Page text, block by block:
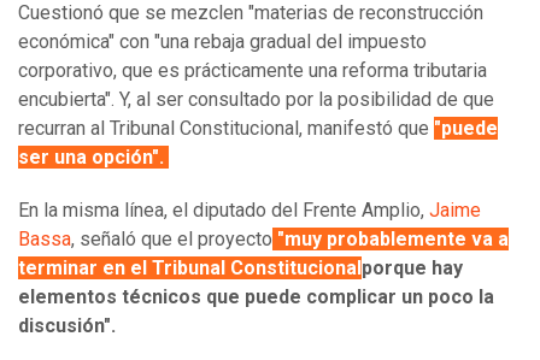
Cuestionó que se mezclen "materias de reconstrucción
económica" con "una rebaja gradual del impuesto
corporativo, que es prácticamente una reforma tributaria
encubierta". Y, al ser consultado por la posibilidad de que
recurran al Tribunal Constitucional, manifestó que "puede
ser una opción".
En la misma línea, el diputado del Frente Amplio, Jaime
Bassa, señaló que el proyecto "muy probablemente va a
terminar en el Tribunal Constitucionalporque hay
elementos técnicos que puede complicar un poco la
discusión".